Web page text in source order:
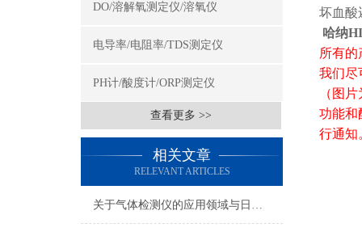
DO/溶解氧测定仪/溶氧仪
电导率/电阻率/TDS测定仪
PH计/酸度计/ORP测定仪
查看更多 >>
相关文章
RELEVANT ARTICLES
关于气体检测仪的应用领域与日常注意事项
坏血酸
哈纳
所有
我们尽
（图
功能和
行通知